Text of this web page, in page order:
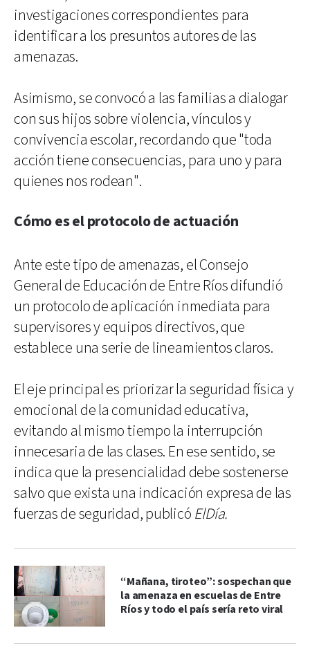
investigaciones correspondientes para
identificar a los presuntos autores de las
amenazas.
Asimismo, se convocó a las familias a dialogar
con sus hijos sobre violencia, vínculos y
convivencia escolar, recordando que "toda
acción tiene consecuencias, para uno y para
quienes nos rodean".
Cómo es el protocolo de actuación
Ante este tipo de amenazas, el Consejo
General de Educación de Entre Ríos difundió
un protocolo de aplicación inmediata para
supervisores y equipos directivos, que
establece una serie de lineamientos claros.
El eje principal es priorizar la seguridad física y
emocional de la comunidad educativa,
evitando al mismo tiempo la interrupción
innecesaria de las clases. En ese sentido, se
indica que la presencialidad debe sostenerse
salvo que exista una indicación expresa de las
fuerzas de seguridad, publicó ElDía.
“Mañana, tiroteo”: sospechan que
la amenaza en escuelas de Entre
Ríos y todo el país sería reto viral